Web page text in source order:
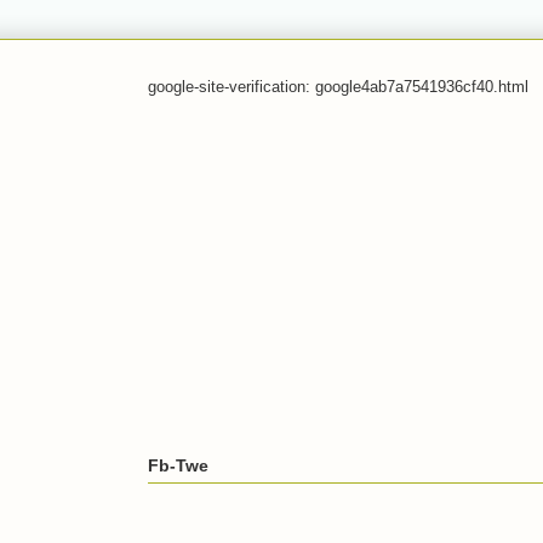
google-site-verification: google4ab7a7541936cf40.html
Fb-Twe